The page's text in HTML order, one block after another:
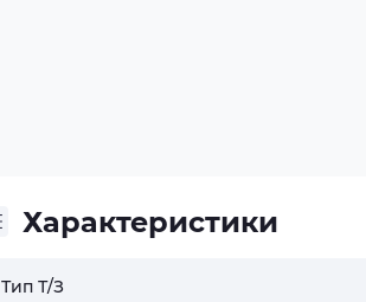
Характеристики
Тип Т/З